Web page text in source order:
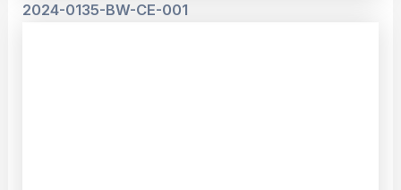
2024-0135-BW-CE-001